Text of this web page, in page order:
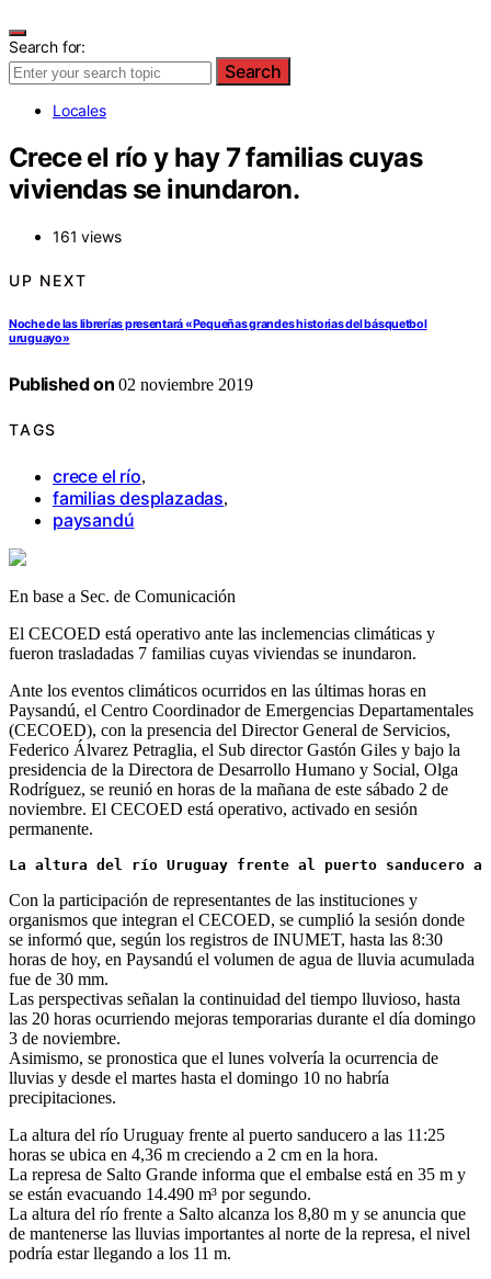
Search for:
Search
Locales
Crece el río y hay 7 familias cuyas
viviendas se inundaron.
161 views
UP NEXT
Noche de las librerías presentará «Pequeñas grandes historias del básquetbol
uruguayo»
Published on 02 noviembre 2019
TAGS
crece el río,
familias desplazadas,
paysandú
En base a Sec. de Comunicación
El CECOED está operativo ante las inclemencias climáticas y
fueron trasladadas 7 familias cuyas viviendas se inundaron.
Ante los eventos climáticos ocurridos en las últimas horas en
Paysandú, el Centro Coordinador de Emergencias Departamentales
(CECOED), con la presencia del Director General de Servicios,
Federico Álvarez Petraglia, el Sub director Gastón Giles y bajo la
presidencia de la Directora de Desarrollo Humano y Social, Olga
Rodríguez, se reunió en horas de la mañana de este sábado 2 de
noviembre. El CECOED está operativo, activado en sesión
permanente.
La altura del río Uruguay frente al puerto sanducero
Con la participación de representantes de las instituciones y
organismos que integran el CECOED, se cumplió la sesión donde
se informó que, según los registros de INUMET, hasta las 8:30
horas de hoy, en Paysandú el volumen de agua de lluvia acumulada
fue de 30 mm.
Las perspectivas señalan la continuidad del tiempo lluvioso, hasta
las 20 horas ocurriendo mejoras temporarias durante el día domingo
3 de noviembre.
Asimismo, se pronostica que el lunes volvería la ocurrencia de
lluvias y desde el martes hasta el domingo 10 no habría
precipitaciones.
La altura del río Uruguay frente al puerto sanducero a las 11:25
horas se ubica en 4,36 m creciendo a 2 cm en la hora.
La represa de Salto Grande informa que el embalse está en 35 m y
se están evacuando 14.490 m³ por segundo.
La altura del río frente a Salto alcanza los 8,80 m y se anuncia que
de mantenerse las lluvias importantes al norte de la represa, el nivel
podría estar llegando a los 11 m.